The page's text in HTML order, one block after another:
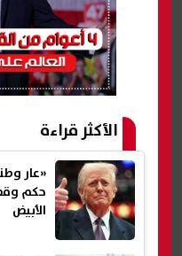
الأكثر قراءة
«عار
حكم وقف
الأبيض